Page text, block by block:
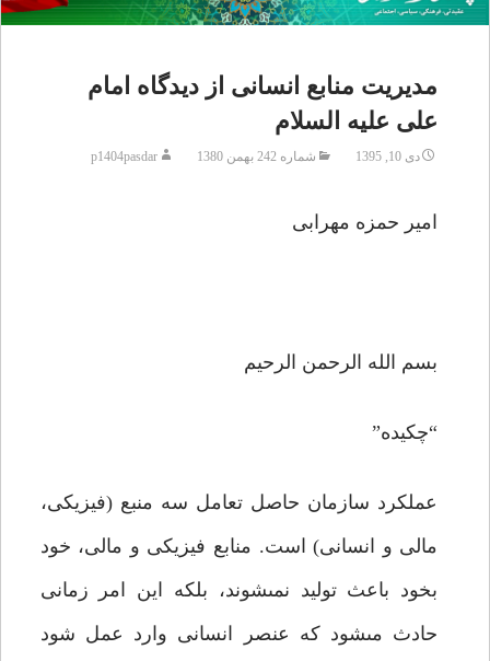
مدیریت منابع انسانى از دیدگاه امام
على علیه السلام
دی 10, 1395 شماره 242 بهمن 1380 p1404pasdar
امیر حمزه مهرابى
بسم الله الرحمن الرحیم
“چکیده”
عملکرد سازمان حاصل تعامل سه منبع (فیزیکى،
مالى و انسانى) است. منابع فیزیکى و مالى، خود
بخود باعث تولید نمى‏شوند، بلکه این امر زمانى
حادث مى‏شود که عنصر انسانى وارد عمل شود